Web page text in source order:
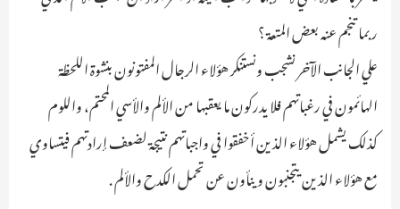
ربما تنجم عنه بعض المتعة ؟
علي الجانب الآخر نشجب ونستنكر هؤلاء الرجال المفتونون بنشوة اللحظة
الهائمون في رغباتهم فلا يدركون ما يعقبها من الألم والأسي المحتم، واللوم
كذلك يشمل هؤلاء الذين أخفقوا في واجباتهم نتيجة لضعف إرادتهم فيتساوي
مع هؤلاء الذين يتجنبون وينأون عن تحمل الكدح والألم .